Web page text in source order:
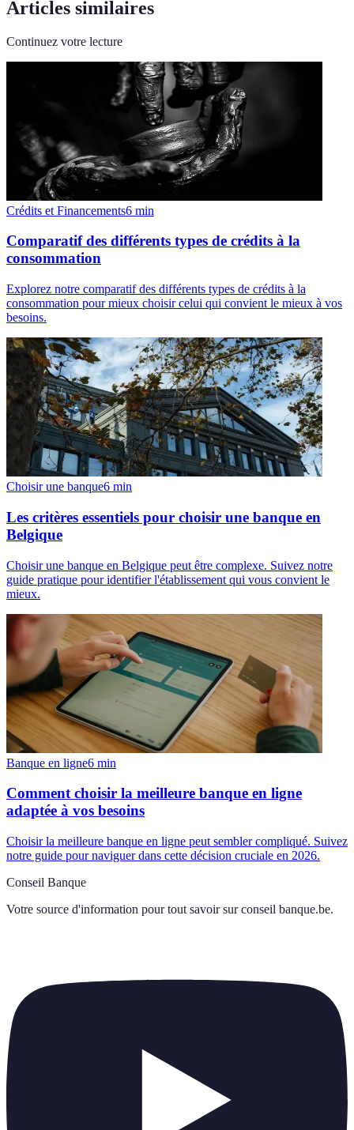
Articles similaires
Continuez votre lecture
Crédits et Financements6 min
Comparatif des différents types de crédits à la
consommation
Explorez notre comparatif des différents types de crédits à la
consommation pour mieux choisir celui qui convient le mieux à vos
besoins.
Choisir une banque6 min
Les critères essentiels pour choisir une banque en
Belgique
Choisir une banque en Belgique peut être complexe. Suivez notre
guide pratique pour identifier l'établissement qui vous convient le
mieux.
Banque en ligne6 min
Comment choisir la meilleure banque en ligne
adaptée à vos besoins
Choisir la meilleure banque en ligne peut sembler compliqué. Suivez
notre guide pour naviguer dans cette décision cruciale en 2026.
Conseil Banque
Votre source d'information pour tout savoir sur conseil banque.be.